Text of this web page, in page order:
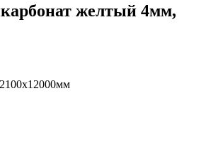
желтый 4мм,